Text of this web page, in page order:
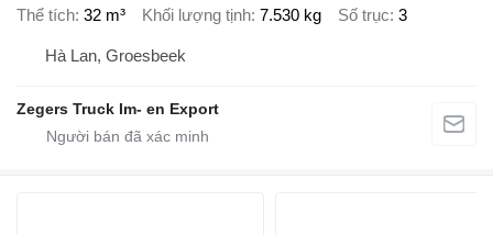
Thể tích 32 m³ Khối lượng tịnh 7.530 kg Số trục 3
Hà Lan, Groesbeek
Zegers Truck Im- en Export